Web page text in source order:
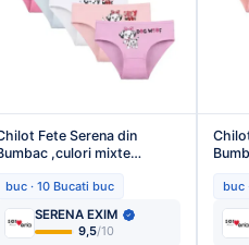
Fete Serena din
,culori mixte
buc · 10 Bucati buc
SERENA EXIM
9,5/10
buc